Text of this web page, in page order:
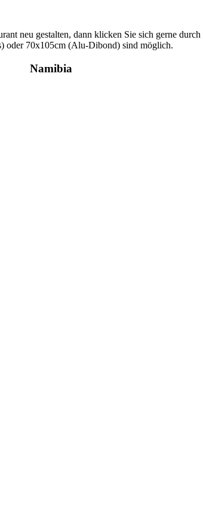
neu gestalten, dann klicken Sie sich gerne
oder 70x105cm (Alu-Dibond) sind möglich.
Namibia